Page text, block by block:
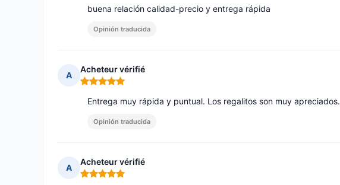
buena relación calidad-precio y entrega rápida
Opinión traducida
A
Acheteur vérifié
Nota: 5 de 5
Entrega muy rápida y puntual. Los regalitos son muy apreciados.
Opinión traducida
A
Acheteur vérifié
Nota: 5 de 5